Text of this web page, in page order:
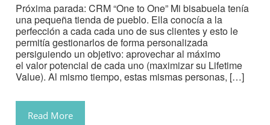
BLOG
CONTACTO
PIDE UNA DEMO
ESPAÑOL
ENGLISH
Próxima parada: CRM “One to One” Mi bisabuela tenía
una pequeña tienda de pueblo. Ella conocía a la
perfección a cada cada uno de sus clientes y esto le
permitía gestionarlos de forma personalizada
persiguiendo un objetivo: aprovechar al máximo
el valor potencial de cada uno (maximizar su Lifetime
Value). Al mismo tiempo, estas mismas personas, […]
Read More